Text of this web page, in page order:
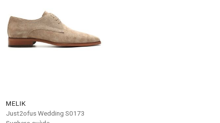
MELIK
Just2ofus Wedding S0173